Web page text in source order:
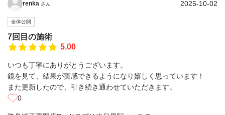
renka さん 2025-10-02
全体公開
7回目の施術
5.00
いつも丁寧にありがとうございます。
鏡を見て、結果が実感できるようになり嬉しく思っています！
また更新したので、引き続き通わせていただきます。
0